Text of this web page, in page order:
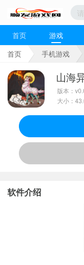
首页 游戏
首页
手机游戏
山海
版本：
大小：
软件介绍